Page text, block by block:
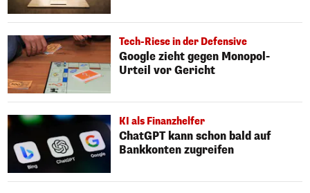
Tech-Riese in der Defensive
Google zieht gegen Monopol-
Urteil vor Gericht
KI als Finanzhelfer
ChatGPT kann schon bald auf
Bankkonten zugreifen